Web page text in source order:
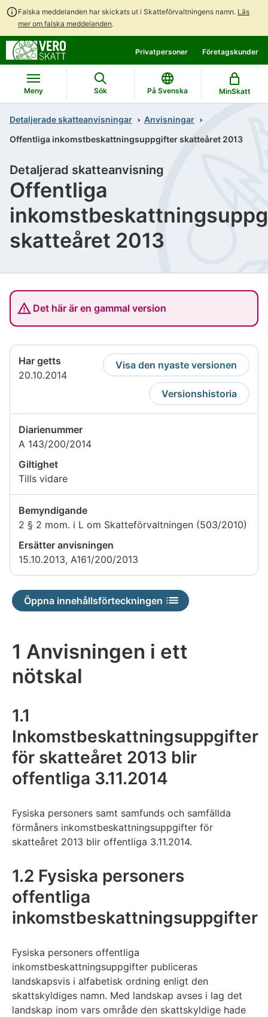
Falska meddelanden har skickats ut i Skatteförvaltningens namn. Läs
mer om falska meddelanden.
direkt
till
innehållet
till
hela
webbplatsens
sökning
Privatpersoner Företagskunder
Meny Sök På Svenska MinSkatt
Detaljerade skatteanvisningar
Anvisningar
Offentliga inkomstbeskattningsuppgifter skatteåret 2013
Offentliga
skatteåret 2013
Detaljerad skatteanvisning
Det här är en gammal version
Har getts
20.10.2014
Visa den nyaste versionen
Versionshistoria
Diarienummer
A 143/200/2014
Giltighet
Tills vidare
Bemyndigande
2 § 2 mom. i L om Skatteförvaltningen (503/2010)
Ersätter anvisningen
15.10.2013, A161/200/2013
Öppna innehållsförteckningen
1 Anvisningen i ett
nötskal
1.1
Inkomstbeskattningsuppgifter
för skatteåret 2013 blir
offentliga 3.11.2014
Fysiska personers samt samfunds och samfällda
förmåners inkomstbeskattningsuppgifter för
skatteåret 2013 blir offentliga 3.11.2014.
1.2 Fysiska personers
offentliga
inkomstbeskattningsuppgifter
Fysiska personers offentliga
inkomstbeskattningsuppgifter publiceras
landskapsvis i alfabetisk ordning enligt den
skattskyldiges namn. Med landskap avses i lag det
landskap inom vars område den skattskyldige hade